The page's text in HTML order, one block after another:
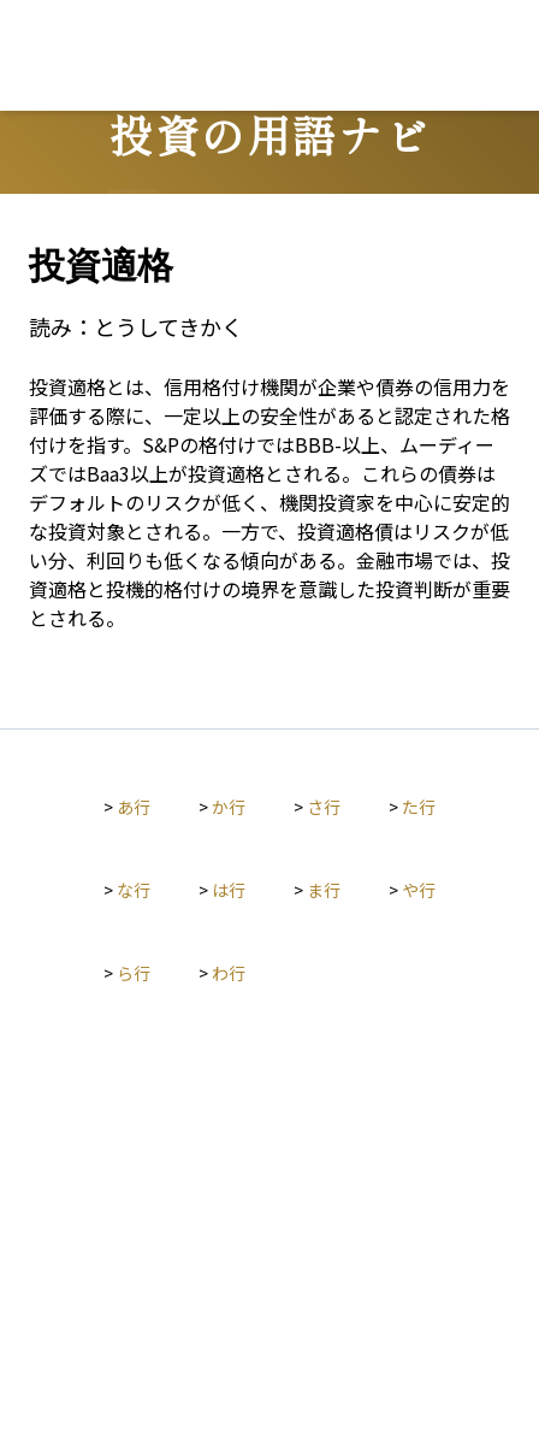
投資の用語ナビ
Terms
投資適格
読み： とうしてきかく
投資適格とは、信用格付け機関が企業や債券の信用力を
評価する際に、一定以上の安全性があると認定された格
付けを指す。S&Pの格付けではBBB-以上、ムーディー
ズではBaa3以上が投資適格とされる。これらの債券は
デフォルトのリスクが低く、機関投資家を中心に安定的
な投資対象とされる。一方で、投資適格債はリスクが低
い分、利回りも低くなる傾向がある。金融市場では、投
資適格と投機的格付けの境界を意識した投資判断が重要
とされる。
> あ行 >か行 > さ行 > た行
> な行 > は行 > ま行 > や行
> ら行 > わ行